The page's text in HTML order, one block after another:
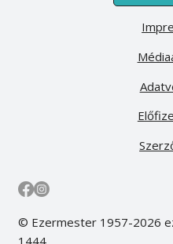
© Ezermester 1957-2026